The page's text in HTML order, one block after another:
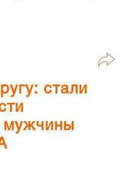
стали
мужчины